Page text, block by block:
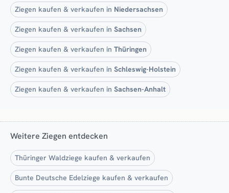
Ziegen kaufen & verkaufen in Niedersachsen
Ziegen kaufen & verkaufen in Sachsen
Ziegen kaufen & verkaufen in Thüringen
Ziegen kaufen & verkaufen in Schleswig-Holstein
Ziegen kaufen & verkaufen in Sachsen-Anhalt
Weitere Ziegen entdecken
Thüringer Waldziege kaufen & verkaufen
Bunte Deutsche Edelziege kaufen & verkaufen